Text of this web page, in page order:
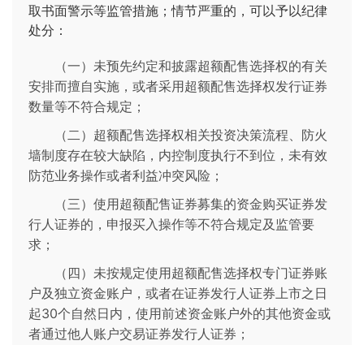
取书面警示等监管措施；情节严重的，可以予以纪律
处分：
（一）未预先约定和披露超额配售选择权的有关
安排而擅自实施，或者采用超额配售选择权发行证券
数量等不符合规定；
（二）超额配售选择权相关投资决策流程、防火
墙制度存在较大缺陷，内控制度执行不到位，未有效
防范业务操作或者利益冲突风险；
（三）使用超额配售证券募集的资金购买证券发
行人证券的，申报买入操作等不符合规定及监管要
求；
（四）未按规定使用超额配售选择权专门证券账
户及独立资金账户，或者在证券发行人证券上市之日
起30个自然日内，使用前述资金账户外的其他资金或
者通过他人账户交易证券发行人证券；